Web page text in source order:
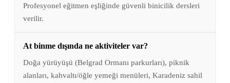
Profesyonel eğitmen eşliğinde güvenli binicilik dersleri
verilir.
At binme dışında ne aktiviteler var?
Doğa yürüyüşü (Belgrad Ormanı parkurları), piknik
alanları, kahvaltı/öğle yemeği menüleri, Karadeniz sahil